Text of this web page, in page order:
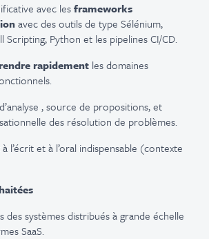
avec lesframeworks
avec des outils de type Sélénium,
Scripting, Python et les pipelines CI/CD.
rapidement les domaines
analyse ,source de propositions, et
des résolution de problèmes.
l’écrit et à l’oral indispensable (contexte
des systèmes distribués à grande échelle
SaaS.